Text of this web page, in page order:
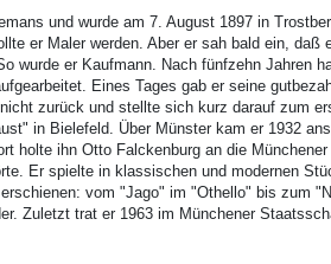
Start
Wer wir sind
Ausgabe
Login
Brandenburg
Schlesien
und Westpreußen
Bücher
und wurde am 7. August 1897 in
er Maler werden. Aber er sah bald ein, daß
wurde er Kaufmann. Nach fünfzehn Jahren
Eines Tages gab er seine
zurück und stellte sich kurz darauf zum
in Bielefeld. Über Münster kam er 1932
holte ihn Otto Falckenburg an die
Er spielte in klassischen und modernen
vom "Jago" im "Othello" bis zum
Zuletzt trat er 1963 im Münchener